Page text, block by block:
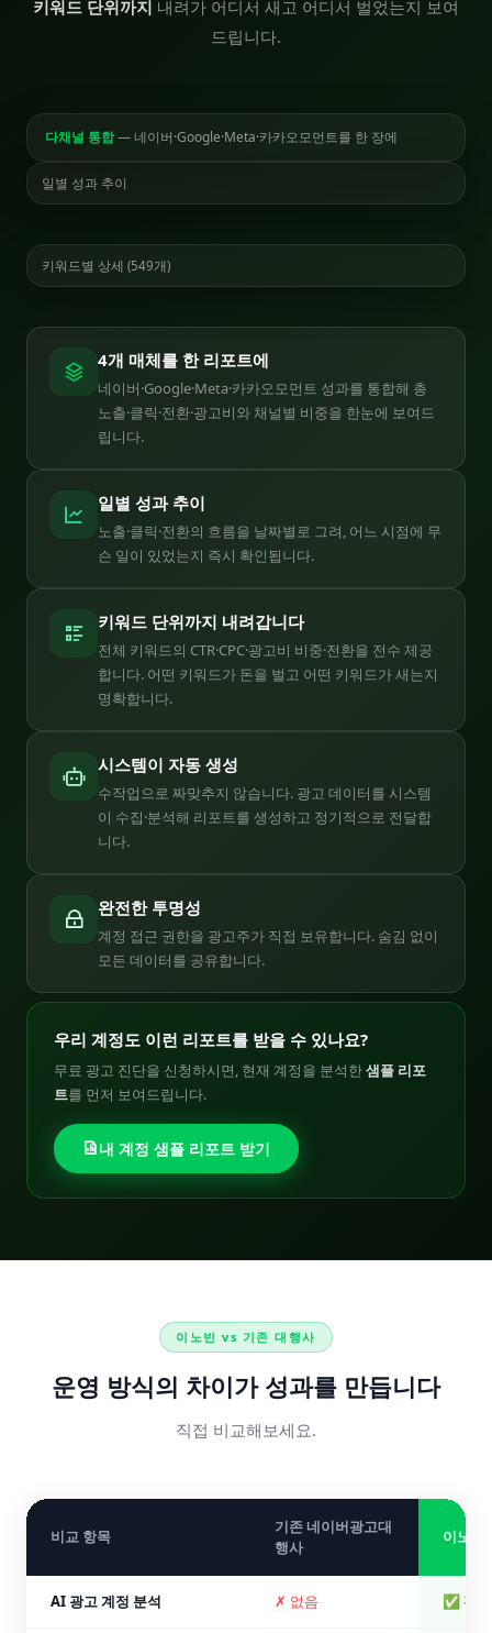
키워드 단위까지 내려가 어디서 새고 어디서 벌었는지 보여
드립니다.
다채널 통합— 네이버·Google·Meta·카카오모먼트를 한 장에
일별 성과 추이
키워드별 상세 (549개)
4개 매체를 한 리포트에
네이버·Google·Meta·카카오모먼트 성과를 통합해 총
노출·클릭·전환·광고비와 채널별 비중을 한눈에 보여드
립니다.
일별 성과 추이
노출·클릭·전환의 흐름을 날짜별로 그려, 어느 시점에 무
슨 일이 있었는지 즉시 확인됩니다.
키워드 단위까지 내려갑니다
전체 키워드의 CTR·CPC·광고비 비중·전환을 전수 제공
합니다. 어떤 키워드가 돈을 벌고 어떤 키워드가 새는지
명확합니다.
시스템이 자동 생성
수작업으로 짜맞추지 않습니다. 광고 데이터를 시스템
이 수집·분석해 리포트를 생성하고 정기적으로 전달합
니다.
완전한 투명성
계정 접근 권한을 광고주가 직접 보유합니다. 숨김 없이
모든 데이터를 공유합니다.
우리 계정도 이런 리포트를 받을 수 있나요?
무료 광고 진단을 신청하시면, 현재 계정을 분석한샘플 리포
트를 먼저 보여드립니다.
내 계정 샘플 리포트 받기
이노빈 vs 기존 대행사
운영 방식의 차이가 성과를 만듭니다
직접 비교해보세요.
비교 항목
기존 네이버광고대
행사
이노빈
AI 광고 계정 분석 ✗ 없음 ✅ 전